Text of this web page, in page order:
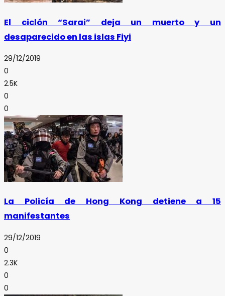
El ciclón “Sarai” deja un muerto y un
desaparecido en las islas Fiyi
29/12/2019
0
2.5K
0
0
La Policía de Hong Kong detiene a 15
manifestantes
29/12/2019
0
2.3K
0
0